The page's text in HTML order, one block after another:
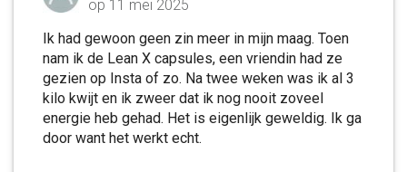
op 11 mei 2025
Ik had gewoon geen zin meer in mijn maag. Toen
nam ik de Lean X capsules, een vriendin had ze
gezien op Insta of zo. Na twee weken was ik al 3
kilo kwijt en ik zweer dat ik nog nooit zoveel
energie heb gehad. Het is eigenlijk geweldig. Ik ga
door want het werkt echt.